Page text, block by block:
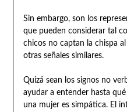
Sin embargo, son los
que pueden considerar tal
chicos no captan la chispa
otras señales similares.
Quizá sean los signos no
ayudar a entender hasta
una mujer es simpática. El